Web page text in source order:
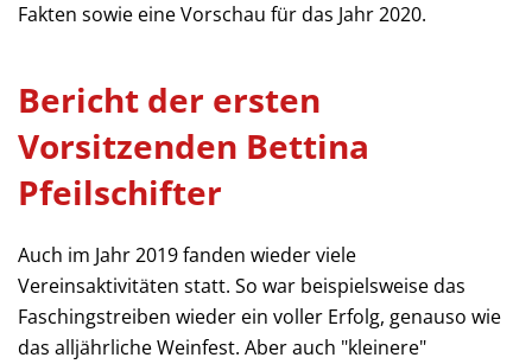
Fakten sowie eine Vorschau für das Jahr 2020.
Bericht der ersten
Vorsitzenden Bettina
Pfeilschifter
Auch im Jahr 2019 fanden wieder viele
Vereinsaktivitäten statt. So war beispielsweise das
Faschingstreiben wieder ein voller Erfolg, genauso wie
das alljährliche Weinfest. Aber auch "kleinere"